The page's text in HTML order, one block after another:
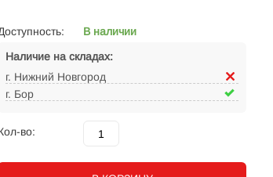
В наличии
Наличие на складах:
г. Нижний Новгород
г. Бор
во: